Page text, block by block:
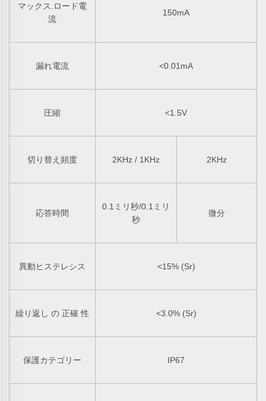
マックス.ロード電
流
150mA
漏れ電流 <0.01mA
圧縮 <1.5V
切り替え頻度 2KHz / 1KHz 2KHz
応答時間
0.1ミリ秒/0.1ミリ
秒
微分
異動ヒステレシス <15% (Sr)
繰り返し の 正確 性 <3.0% (Sr)
保護カテゴリー IP67